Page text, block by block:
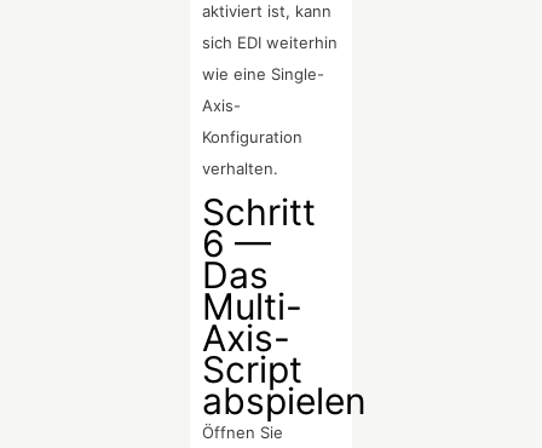
aktiviert ist, kann
sich EDI weiterhin
wie eine Single-
Axis-
Konfiguration
verhalten.
Schritt
6 —
Das
Multi-
Axis-
Script
abspielen
Öffnen Sie